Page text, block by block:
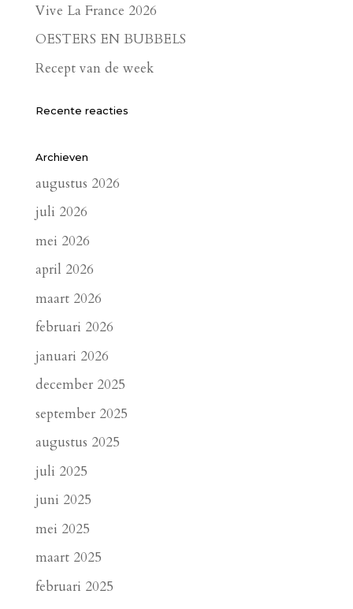
Vive La France 2026
OESTERS EN BUBBELS
Recept van de week
Recente reacties
Archieven
augustus 2026
juli 2026
mei 2026
april 2026
maart 2026
februari 2026
januari 2026
december 2025
september 2025
augustus 2025
juli 2025
juni 2025
mei 2025
maart 2025
februari 2025